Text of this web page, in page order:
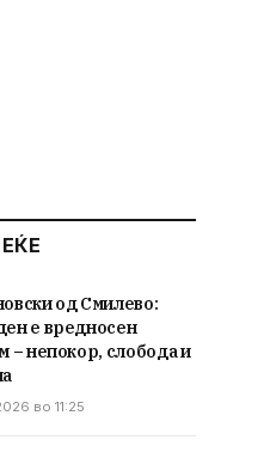
од Смилево:
е вредносен
– непокор, слобода и
во 11:25